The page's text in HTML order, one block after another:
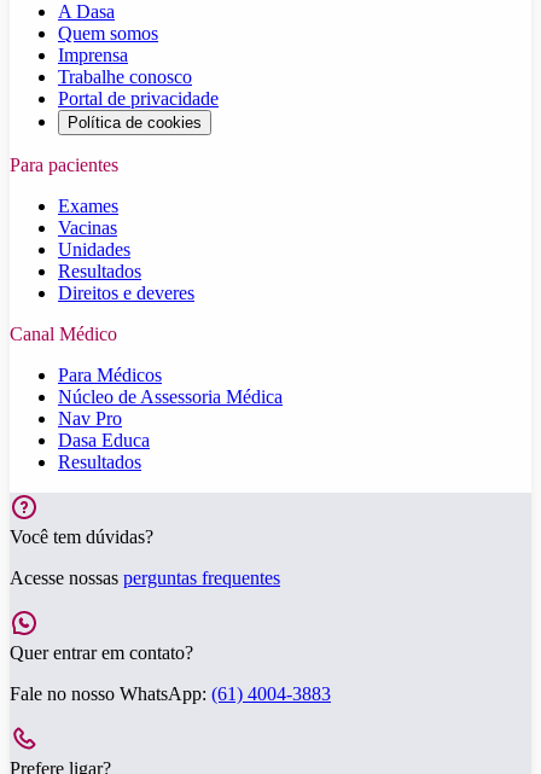
A Dasa
Quem somos
Imprensa
Trabalhe conosco
Portal de privacidade
Política de cookies
Para pacientes
Exames
Vacinas
Unidades
Resultados
Direitos e deveres
Canal Médico
Para Médicos
Núcleo de Assessoria Médica
Nav Pro
Dasa Educa
Resultados
Você tem dúvidas?
Acesse nossas perguntas frequentes
Quer entrar em contato?
Fale no nosso WhatsApp: (61) 4004-3883
Prefere ligar?